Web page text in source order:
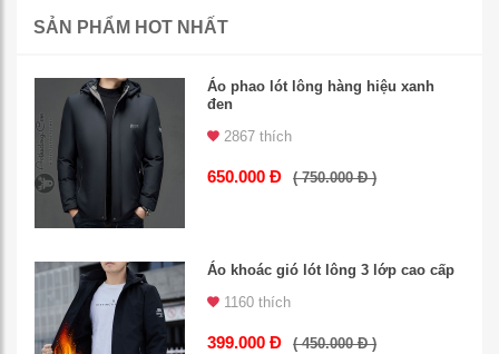
SẢN PHẨM HOT NHẤT
Áo phao lót lông hàng hiệu xanh
đen
2867 thích
650.000 Đ ( 750.000 Đ )
Áo khoác gió lót lông 3 lớp cao cấp
1160 thích
399.000 Đ ( 450.000 Đ )